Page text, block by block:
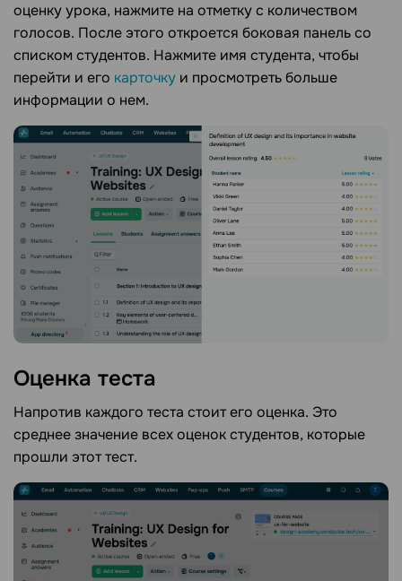
оценку урока, нажмите на отметку с количеством
голосов. После этого откроется боковая панель со
списком студентов. Нажмите имя студента, чтобы
перейти и его карточку и просмотреть больше
информации о нем.
Оценка теста
Напротив каждого теста стоит его оценка. Это
среднее значение всех оценок студентов, которые
прошли этот тест.